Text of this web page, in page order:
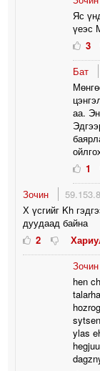
Яс
үеэс
3
Бат
аа.
1
Зочин
Х үсгийг Kh
дуудаад байна
2
Зочин
hen
ylas